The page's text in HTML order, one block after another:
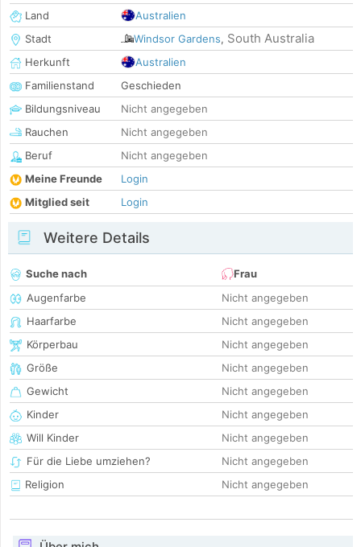
Land
Australien
Stadt
Windsor Gardens, South Australia
Herkunft
Australien
Familienstand
Geschieden
Bildungsniveau
Nicht angegeben
Rauchen
Nicht angegeben
Beruf
Nicht angegeben
Meine Freunde
Login
Mitglied seit
Login
Weitere Details
Suche nach
Frau
Augenfarbe
Nicht angegeben
Haarfarbe
Nicht angegeben
Körperbau
Nicht angegeben
Größe
Nicht angegeben
Gewicht
Nicht angegeben
Kinder
Nicht angegeben
Will Kinder
Nicht angegeben
Für die Liebe umziehen?
Nicht angegeben
Religion
Nicht angegeben